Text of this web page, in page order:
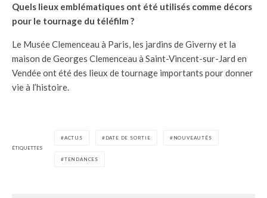
Quels lieux emblématiques ont été utilisés comme décors
pour le tournage du téléfilm ?
Le Musée Clemenceau à Paris, les jardins de Giverny et la
maison de Georges Clemenceau à Saint-Vincent-sur-Jard en
Vendée ont été des lieux de tournage importants pour donner
vie à l’histoire.
ÉTIQUETTES
ACTUS DATE DE SORTIE NOUVEAUTÉS
TENDANCES